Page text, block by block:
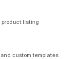
listing
custom templates